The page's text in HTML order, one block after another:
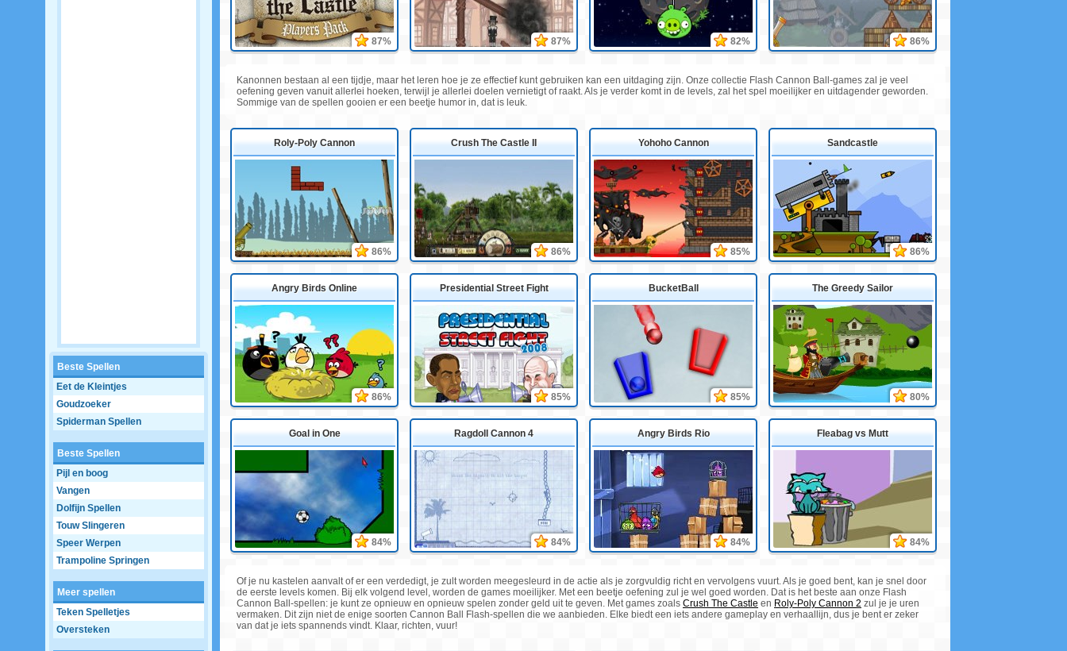
Beste Spellen
Eet de Kleintjes
Goudzoeker
Spiderman Spellen
Beste Spellen
Pijl en boog
Vangen
Dolfijn Spellen
Touw Slingeren
Speer Werpen
Trampoline Springen
Meer spellen
Teken Spelletjes
Oversteken
87% 87% 82% 86%
Kanonnen bestaan al een tijdje, maar het leren hoe je ze effectief kunt gebruiken kan een uitdaging zijn. Onze collectie Flash Cannon Ball-games zal je veel
oefening geven vanuit allerlei hoeken, terwijl je allerlei doelen vernietigt of raakt. Als je verder komt in de levels, zal het spel moeilijker en uitdagender geworden.
Sommige van de spellen gooien er een beetje humor in, dat is leuk.
Roly-Poly Cannon
86%
Crush The Castle II
86%
Yohoho Cannon
85%
Sandcastle
86%
Angry Birds Online
86%
Presidential Street Fight
85%
BucketBall
85%
The Greedy Sailor
80%
Goal in One
84%
Ragdoll Cannon 4
84%
Angry Birds Rio
84%
Fleabag vs Mutt
84%
Of je nu kastelen aanvalt of er een verdedigt, je zult worden meegesleurd in de actie als je zorgvuldig richt en vervolgens vuurt. Als je goed bent, kan je snel door
de eerste levels komen. Bij elk volgend level, worden de games moeilijker. Met een beetje oefening zul je wel goed worden. Dat is het beste aan onze Flash
Cannon Ball-spellen: je kunt ze opnieuw en opnieuw spelen zonder geld uit te geven. Met games zoals Crush The Castle en Roly-Poly Cannon 2 zul je je uren
vermaken. Dit zijn niet de enige soorten Cannon Ball Flash-spellen die we aanbieden. Elke biedt een iets andere gameplay en verhaallijn, dus je bent er zeker
van dat je iets spannends vindt. Klaar, richten, vuur!